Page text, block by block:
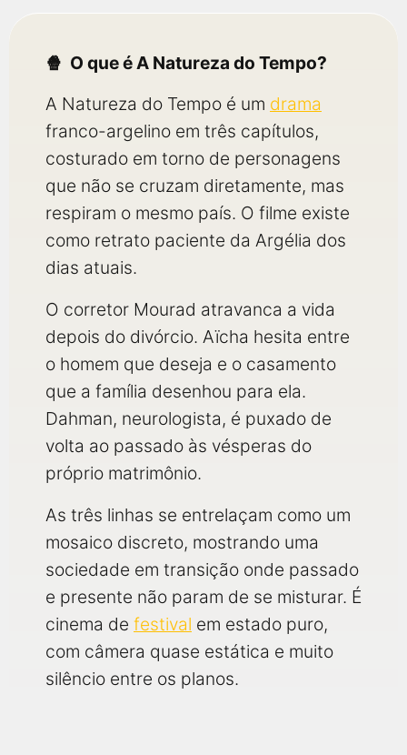
O que é A Natureza do Tempo?
A Natureza do Tempo é um drama
franco-argelino em três capítulos,
costurado em torno de personagens
que não se cruzam diretamente, mas
respiram o mesmo país. O filme existe
como retrato paciente da Argélia dos
dias atuais.
O corretor Mourad atravanca a vida
depois do divórcio. Aïcha hesita entre
o homem que deseja e o casamento
que a família desenhou para ela.
Dahman, neurologista, é puxado de
volta ao passado às vésperas do
próprio matrimônio.
As três linhas se entrelaçam como um
mosaico discreto, mostrando uma
sociedade em transição onde passado
e presente não param de se misturar. É
cinema de festival em estado puro,
com câmera quase estática e muito
silêncio entre os planos.